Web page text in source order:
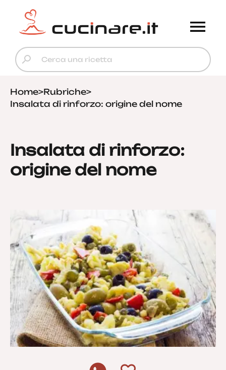
Home>Rubriche>
Insalata di rinforzo: origine del nome
Insalata di rinforzo:
origine del nome